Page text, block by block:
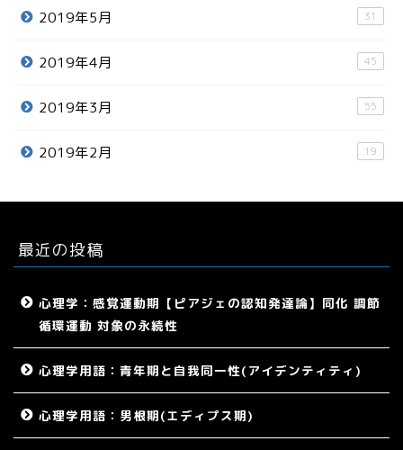
2019年5月 31
2019年4月 45
2019年3月 55
2019年2月 19
最近の投稿
心理学：感覚運動期【ピアジェの認知発達論】同化 調節
循環運動 対象の永続性
心理学用語：青年期と自我同一性(アイデンティティ)
心理学用語：男根期(エディプス期)